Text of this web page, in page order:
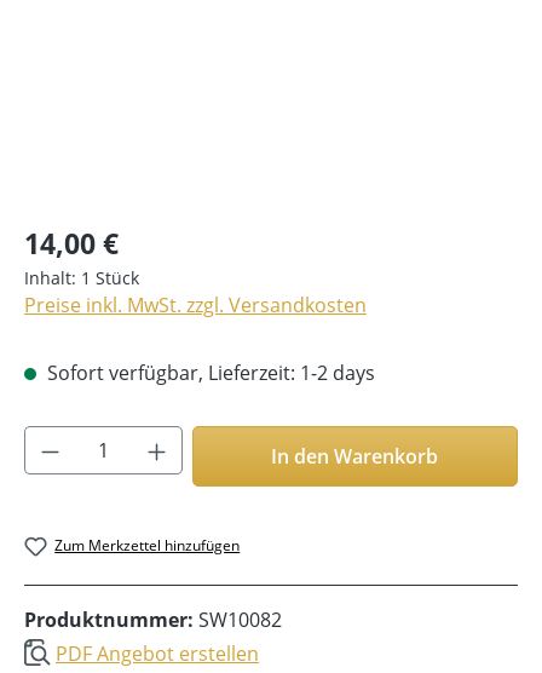
14,00 €
Inhalt: 1 Stück
Preise inkl. MwSt. zzgl. Versandkosten
Sofort verfügbar, Lieferzeit: 1-2 days
Produkt Anzahl: Gib den gewünschten
In den Warenkorb
Zum Merkzettel hinzufügen
Produktnummer: SW10082
PDF Angebot erstellen